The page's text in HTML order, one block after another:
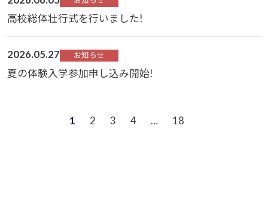
高校総体壮行式を行いました!
2026.05.27 お知らせ
夏の体験入学参加申し込み開始!
1 2 3 4 … 18